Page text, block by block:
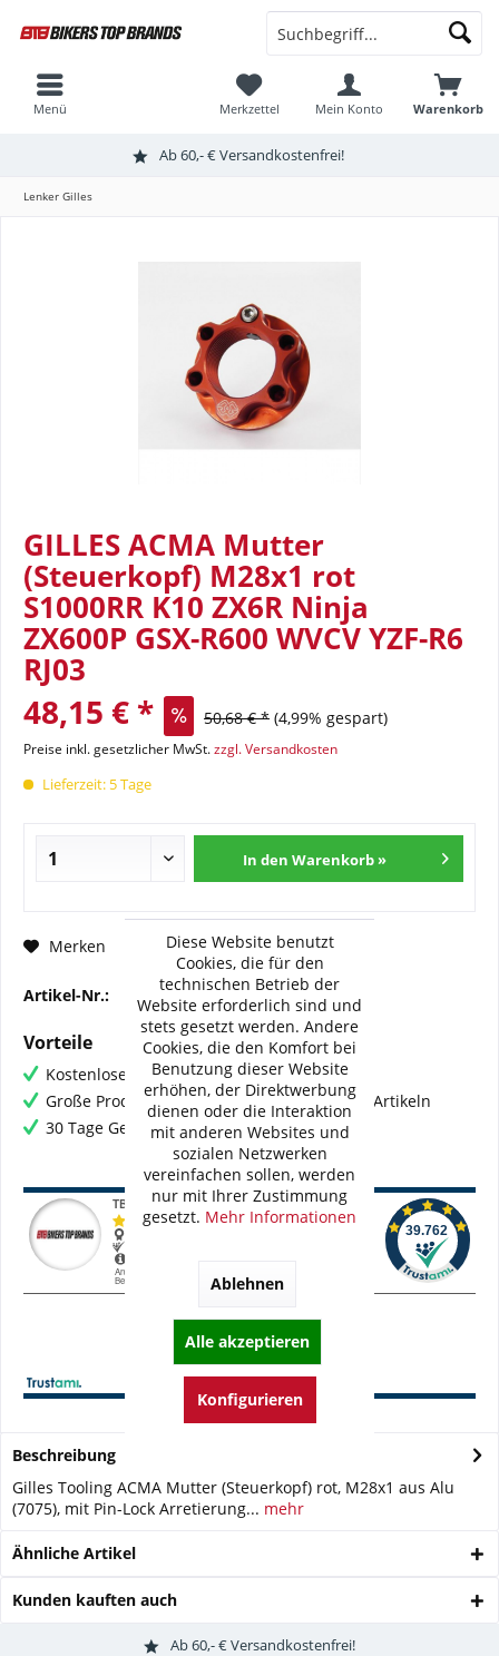
Ab 60,- € Versandkostenfrei!
Warenkorb
Merkzettel Mein Konto
Menü
Lenker Gilles
GILLES ACMA Mutter
(Steuerkopf) M28x1 rot
S1000RR K10 ZX6R Ninja
ZX600P GSX-R600 WVCV YZF-R6
RJ03
48,15 € * 50,68 € * (4,99% gespart)
Preise inkl. gesetzlicher MwSt.zzgl. Versandkosten
Lieferzeit: 5 Tage
In den Warenkorb »
Merken Fragen zum Artikel?
Artikel-Nr.: GI-ACMA-28-10-R
Vorteile
Kostenloser Versand ab € 60,- Bestellwert
Große Produktauswahl mit mehr als 80.000 Artikeln
30 Tage Geld-Zurück-Garantie
Beschreibung
Gilles Tooling ACMA Mutter (Steuerkopf) rot, M28x1 aus Alu
(7075), mit Pin-Lock Arretierung... mehr
Ähnliche Artikel
Kunden kauften auch
Ab 60,- € Versandkostenfrei!
Diese Website benutzt
Cookies, die für den
technischen Betrieb der
Website erforderlich sind und
stets gesetzt werden. Andere
Cookies, die den Komfort bei
Benutzung dieser Website
erhöhen, der Direktwerbung
dienen oder die Interaktion
mit anderen Websites und
sozialen Netzwerken
vereinfachen sollen, werden
nur mit Ihrer Zustimmung
gesetzt. Mehr Informationen
Ablehnen
Alle akzeptieren
Konfigurieren